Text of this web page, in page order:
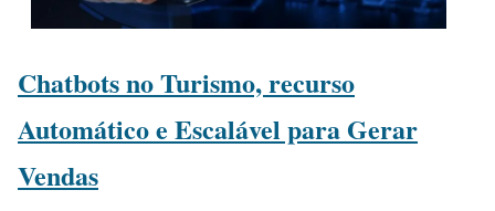
Chatbots no Turismo, recurso
Automático e Escalável para Gerar
Vendas